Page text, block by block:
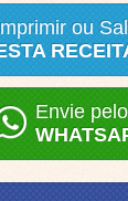
ou
Envie pelo